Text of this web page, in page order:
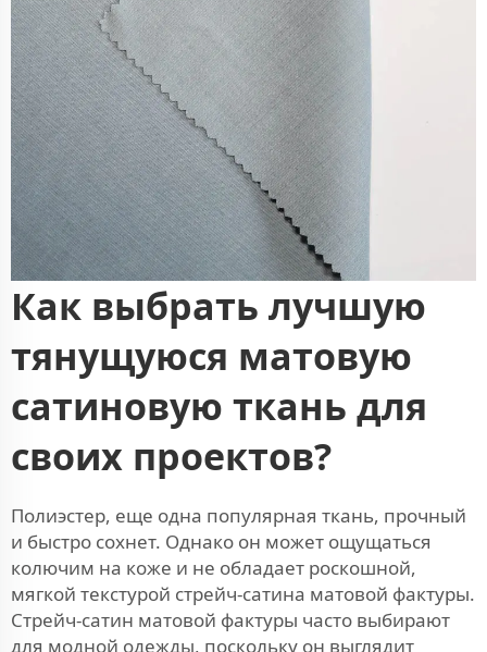
Как выбрать лучшую
тянущуюся матовую
сатиновую ткань для
своих проектов?
Полиэстер, еще одна популярная ткань, прочный
и быстро сохнет. Однако он может ощущаться
колючим на коже и не обладает роскошной,
мягкой текстурой стрейч-сатина матовой фактуры.
Стрейч-сатин матовой фактуры часто выбирают
для модной одежды, поскольку он выглядит